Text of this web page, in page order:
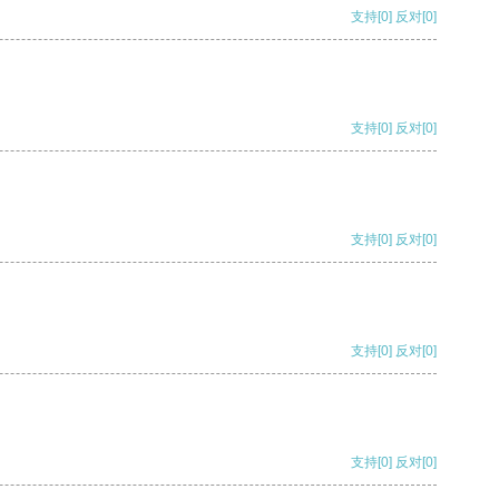
支持[0] 反对[0]
支持[0] 反对[0]
支持[0] 反对[0]
支持[0] 反对[0]
支持[0] 反对[0]